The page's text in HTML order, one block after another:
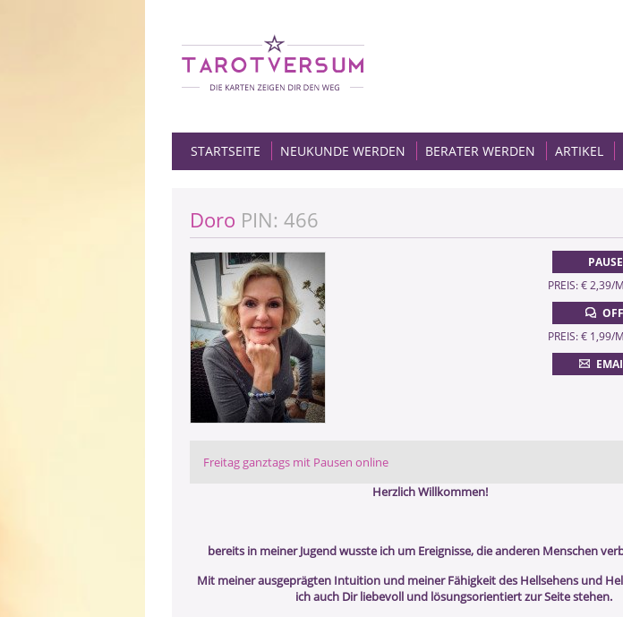
STARTSEITE NEUKUNDE WERDEN BERATER WERDEN ARTIKEL
Doro PIN: 466
PREIS: € 2,39/
PREIS: € 1,99/
Freitag ganztags mit Pausen online
Herzlich Willkommen!
bereits in meiner Jugend wusste ich um Ereignisse, die anderen Menschen
Mit meiner ausgeprägten Intuition und meiner Fähigkeit des Hellsehens und
ich auch Dir liebevoll und lösungsorientiert zur Seite stehen.